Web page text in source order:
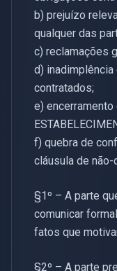
b) prejuízo
qualquer das
c) reclamações
d)
contratados;
e)
f) quebra de
cláusula de não-
§1º – A parte
comunicar
fatos que
§2º – A parte